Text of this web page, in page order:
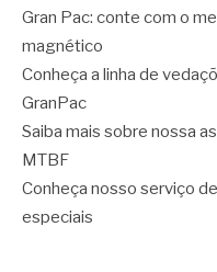
Gran Pac: conte com o
magnético
Conheça a linha de
GranPac
Saiba mais sobre nossa
MTBF
Conheça nosso serviço
especiais